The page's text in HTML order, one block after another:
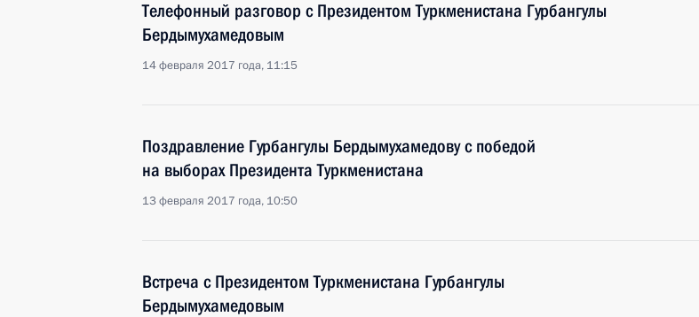
Телефонный разговор с Президентом Туркменистана Гурбангулы
Бердымухамедовым
14 февраля 2017 года, 11:15
Поздравление Гурбангулы Бердымухамедову с победой
на выборах Президента Туркменистана
13 февраля 2017 года, 10:50
Встреча с Президентом Туркменистана Гурбангулы
Бердымухамедовым